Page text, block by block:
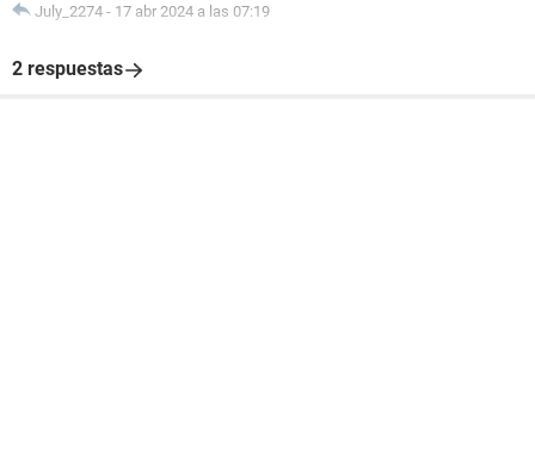
July_2274 - 17 abr 2024 a las 07:19
2 respuestas